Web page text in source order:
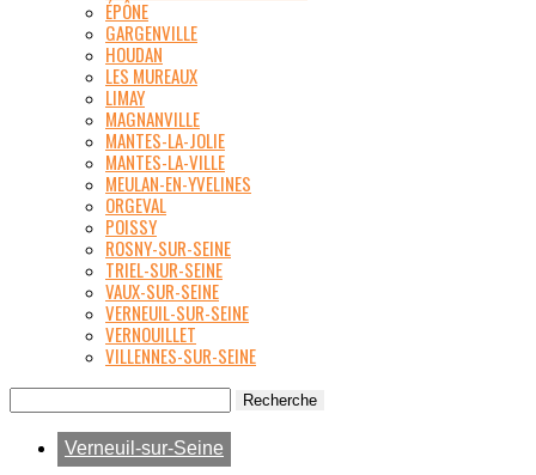
ÉPÔNE
GARGENVILLE
HOUDAN
LES MUREAUX
LIMAY
MAGNANVILLE
MANTES-LA-JOLIE
MANTES-LA-VILLE
MEULAN-EN-YVELINES
ORGEVAL
POISSY
ROSNY-SUR-SEINE
TRIEL-SUR-SEINE
VAUX-SUR-SEINE
VERNEUIL-SUR-SEINE
VERNOUILLET
VILLENNES-SUR-SEINE
Verneuil-sur-Seine